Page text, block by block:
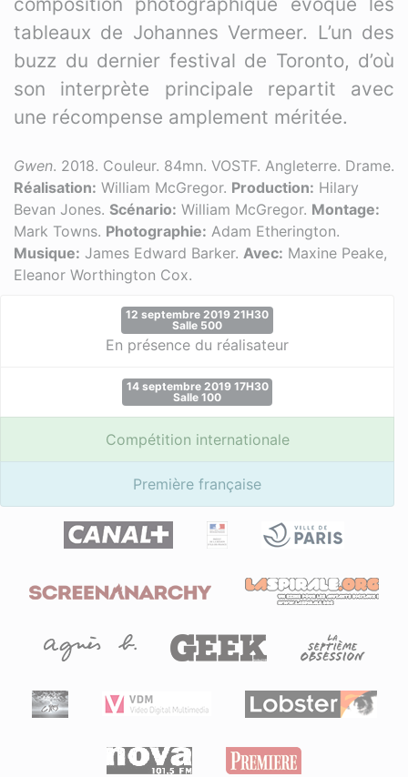
tableaux de Johannes Vermeer. L’un des
buzz du dernier festival de Toronto, d’où
son interprète principale repartit avec
une récompense amplement méritée.
Gwen. 2018. Couleur. 84mn. VOSTF. Angleterre. Drame.
Réalisation: William McGregor. Production: Hilary
Bevan Jones. Scénario: William McGregor. Montage:
Mark Towns. Photographie: Adam Etherington.
Musique: James Edward Barker. Avec: Maxine Peake,
Eleanor Worthington Cox.
12 septembre 2019 21H30
Salle 500
En présence du réalisateur
14 septembre 2019 17H30
Salle 100
Compétition internationale
Première française